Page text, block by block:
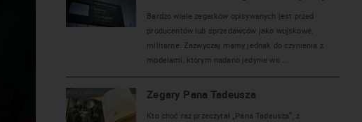
Bardzo wiele zegarków opisywanych jest przed
producentów lub sprzedawców jako wojskowe,
militarne. Zazwyczaj mamy jednak do czynienia z
modelami, którym nadano jedynie wo ...
Zegary Pana Tadeusza
Kto choć raz przeczytał „Pana Tadeusza”, z